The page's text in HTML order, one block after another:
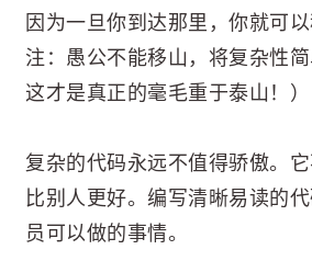
因为一旦你到达那里，你就可
注：愚公不能移山，将复杂性简
这才是真正的毫毛重于泰山！）
复杂的代码永远不值得骄傲。
比别人更好。编写清晰易读的
员可以做的事情。